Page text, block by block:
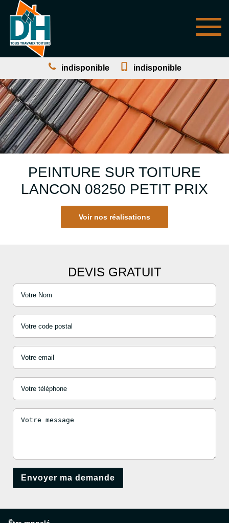
indisponible indisponible
PEINTURE SUR TOITURE
LANCON 08250 PETIT PRIX
Voir nos réalisations
DEVIS GRATUIT